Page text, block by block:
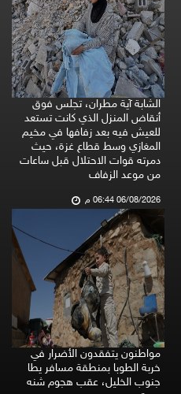
الشابة آية مطران، تجلس فوق
أنقاض المنزل الذي كانت تستعد
للعيش فيه بعد زفافها في مخيم
المغازي وسط قطاع غزة، حيث
دمرته قوات الاحتلال قبل ساعات
من موعد الزفاف
06/08/2026 06:44 م
مواطنون يتفقدون الأضرار في
خربة الطوبا بمنطقة مسافر يطا
جنوب الخليل، عقب هجوم شنه